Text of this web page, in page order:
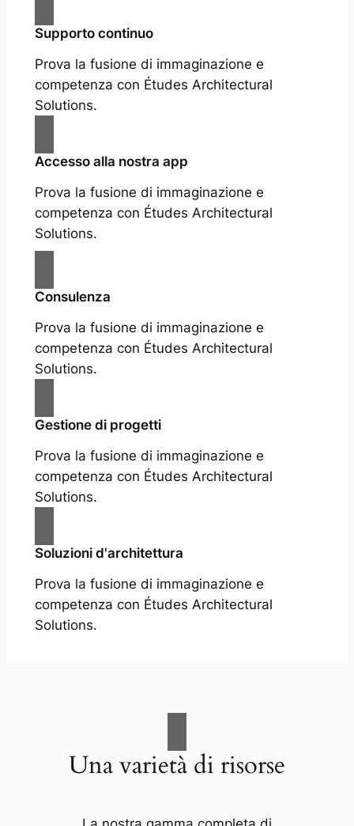
Supporto continuo
Prova la fusione di immaginazione e
competenza con Études Architectural
Solutions.
Accesso alla nostra app
Prova la fusione di immaginazione e
competenza con Études Architectural
Solutions.
Consulenza
Prova la fusione di immaginazione e
competenza con Études Architectural
Solutions.
Gestione di progetti
Prova la fusione di immaginazione e
competenza con Études Architectural
Solutions.
Soluzioni d'architettura
Prova la fusione di immaginazione e
competenza con Études Architectural
Solutions.
Una varietà di risorse